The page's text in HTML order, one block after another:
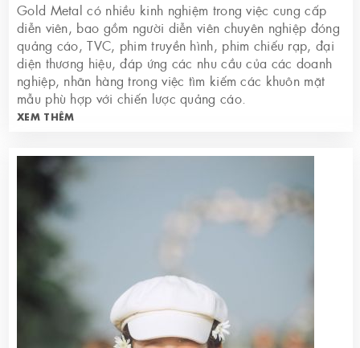
Gold Metal có nhiều kinh nghiệm trong việc cung cấp
diễn viên, bao gồm người diễn viên chuyên nghiệp đóng
quảng cáo, TVC, phim truyền hình, phim chiếu rạp, đại
diện thương hiệu, đáp ứng các nhu cầu của các doanh
nghiệp, nhãn hàng trong việc tìm kiếm các khuôn mặt
mẫu phù hợp với chiến lược quảng cáo.
XEM THÊM